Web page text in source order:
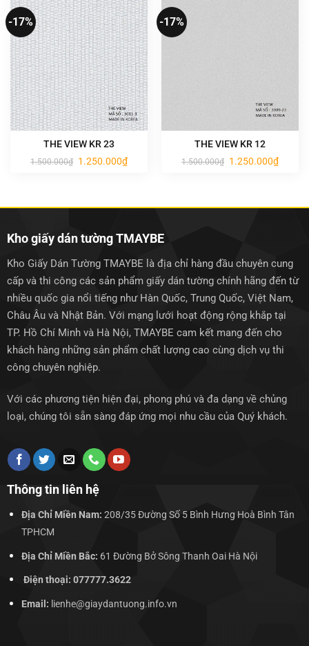
-17%
THE VIEW KR 23
1.500.000₫ Giá
gốc
1.250.000₫Giá
hiện
-17%
THE VIEW KR 12
1.500.000₫ Giá
gốc
1.250.000₫Giá
hiện
Kho giấy dán tường TMAYBE
Kho Giấy Dán Tường TMAYBE là địa chỉ hàng đầu chuyên cung
cấp và thi công các sản phẩm giấy dán tường chính hãng đến từ
nhiều quốc gia nổi tiếng như Hàn Quốc, Trung Quốc, Việt Nam,
Châu Âu và Nhật Bản. Với mạng lưới hoạt động rộng khắp tại
TP. Hồ Chí Minh và Hà Nội, TMAYBE cam kết mang đến cho
khách hàng những sản phẩm chất lượng cao cùng dịch vụ thi
công chuyên nghiệp.
Với các phương tiện hiện đại, phong phú và đa dạng về chủng
loại, chúng tôi sẵn sàng đáp ứng mọi nhu cầu của Quý khách.
Thông tin liên hệ
Địa Chỉ Miền Nam: 208/35 Đường Số 5 Bình Hưng Hoà Bình Tân
TPHCM
Địa Chỉ Miền Bắc: 61 Đường Bở Sông Thanh Oai Hà Nội
Điện thoại: 077777.3622
Email: lienhe@giaydantuong.info.vn